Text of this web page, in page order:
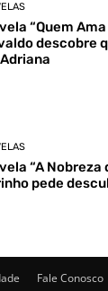
“Quem
descobre
“A Nobreza
pede
Fale Conosco